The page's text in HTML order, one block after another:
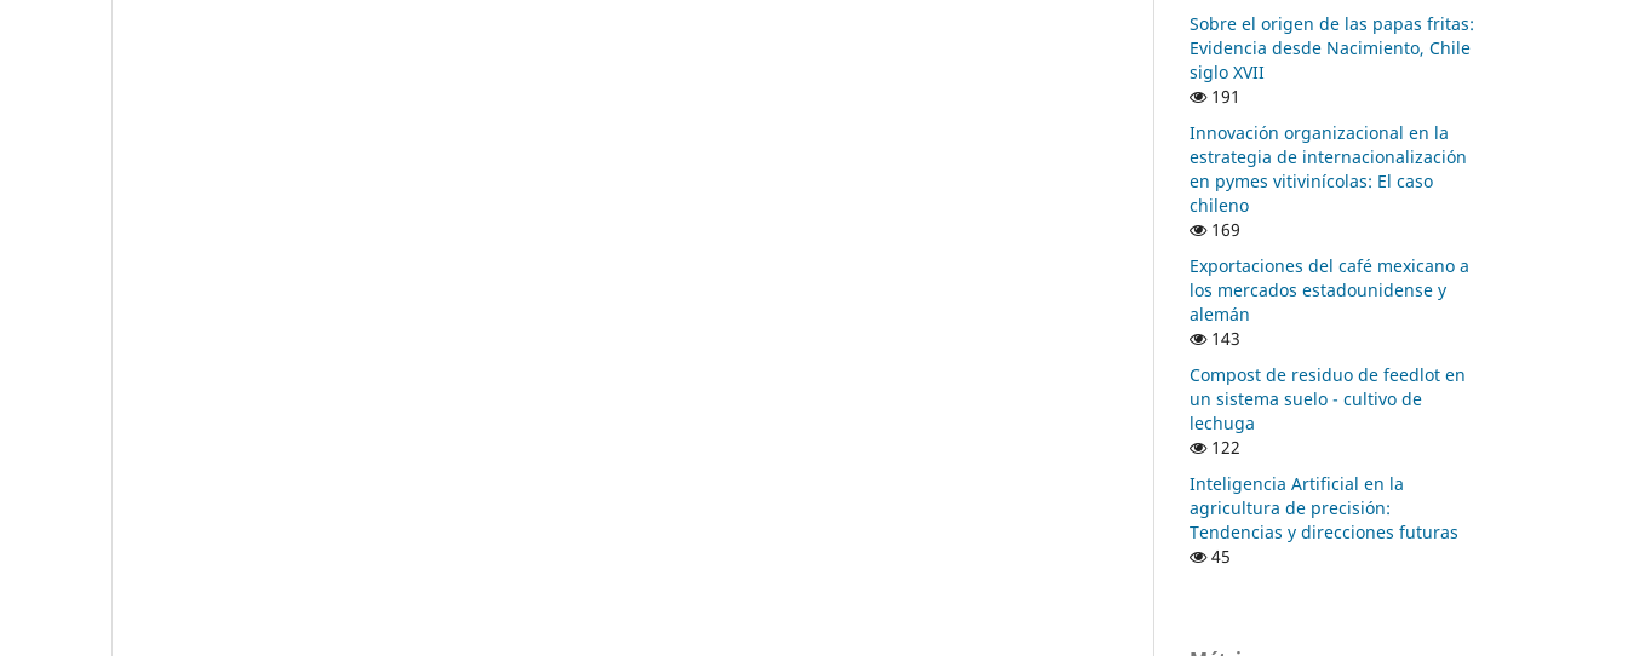
Sobre el origen de las papas fritas:
Evidencia desde Nacimiento, Chile
siglo XVII
191
Innovación organizacional en la
estrategia de internacionalización
en pymes vitivinícolas: El caso
chileno
169
Exportaciones del café mexicano a
los mercados estadounidense y
alemán
143
Compost de residuo de feedlot en
un sistema suelo - cultivo de
lechuga
122
Inteligencia Artificial en la
agricultura de precisión:
Tendencias y direcciones futuras
45